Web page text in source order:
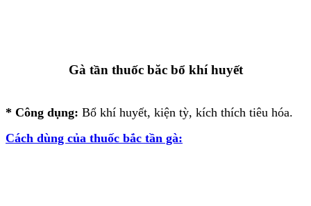
Gà tần thuốc băc bổ khí huyết
* Công dụng: Bổ khí huyết, kiện tỳ, kích thích tiêu hóa.
Cách dùng của thuốc bắc tần gà: